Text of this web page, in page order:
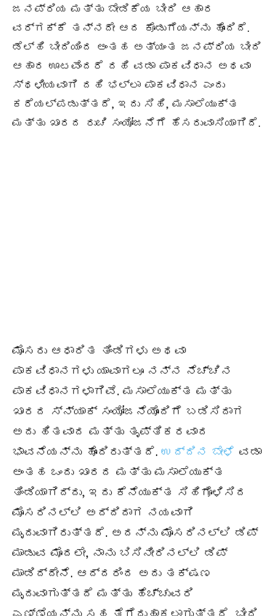
ಜನಪ್ರಿಯ ಮತ್ತು ಬೇಡಿಕೆಯ ಬೀದಿ ಆಹಾರ
ವರ್ಗಕ್ಕೆ ತನ್ನದೇ ಆದ ಕೊಡುಗೆಯನ್ನು ಹೊಂದಿದೆ.
ಡೆಲ್ಹಿ ಬೀದಿಯಿಂದ ಅಂತಹ ಅತ್ಯಂತ ಜನಪ್ರಿಯ ಬೀದಿ
ಆಹಾರ ಊಟವೆಂದರೆ ದಹಿ ವಡಾ ಪಾಕವಿಧಾನ ಅಥವಾ
ಸ್ಥಳೀಯವಾಗಿ ದಹಿ ಭಲ್ಲಾ ಪಾಕವಿಧಾನ ಎಂದು
ಕರೆಯಲ್ಪಡುತ್ತದೆ, ಇದು ಸಿಹಿ, ಮಸಾಲೆಯುಕ್ತ
ಮತ್ತು ಖಾರದ ರುಚಿ ಸಂಯೋಜನೆಗೆ ಹೆಸರುವಾಸಿಯಾಗಿದೆ.
ಮೊಸರು ಆಧಾರಿತ ತಿಂಡಿಗಳು ಅಥವಾ
ಪಾಕವಿಧಾನಗಳು ಯಾವಾಗಲೂ ನನ್ನ ನೆಚ್ಚಿನ
ಪಾಕವಿಧಾನಗಳಾಗಿವೆ. ಮಸಾಲೆಯುಕ್ತ ಮತ್ತು
ಖಾರದ ಸ್ನ್ಯಾಕ್ ಸಂಯೋಜನೆಯೊಂದಿಗೆ ಬಡಿಸಿದಾಗ
ಅದು ಹಿತವಾದ ಮತ್ತು ತೃಪ್ತಿಕರವಾದ
ಭಾವನೆಯನ್ನು ಹೊಂದಿರುತ್ತದೆ. ಉದ್ದಿನ ಬೇಳೆ ವಡಾ
ಅಂತಹ ಒಂದು ಖಾರದ ಮತ್ತು ಮಸಾಲೆಯುಕ್ತ
ತಿಂಡಿಯಾಗಿದ್ದು, ಇದು ಕೆನೆಯುಕ್ತ ಸಿಹಿಗೊಳಿಸಿದ
ಮೊಸರಿನಲ್ಲಿ ಅದ್ದಿದಾಗ ನಯವಾಗಿ
ಮೃದುವಾಗಿರುತ್ತದೆ. ಅದನ್ನು ಮೊಸರಿನಲ್ಲಿ ಡಿಪ್
ಮಾಡುವ ಮೊದಲೇ, ನಾನು ಬಿಸಿನೀರಿನಲ್ಲಿ ಡಿಪ್
ಮಾಡಿದ್ದೇನೆ. ಆದ್ದರಿಂದ ಅದು ತಕ್ಷಣ
ಮೃದುವಾಗುತ್ತದೆ ಮತ್ತು ಹೆಚ್ಚುವರಿ